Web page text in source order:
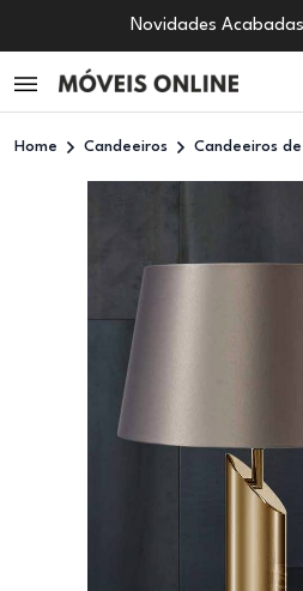
Novidades
Home Candeeiros Candeeiros